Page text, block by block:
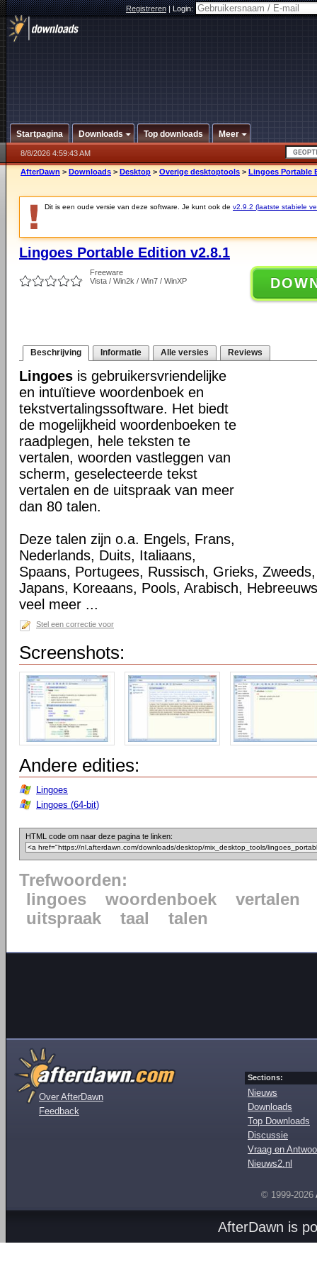
Registreren|Login:
Startpagina Downloads Top downloads Meer
8/8/2026 4:59:43 AM
AfterDawn > Downloads > Desktop > Overige desktoptools > Lingoes Portable
Dit is een oude versie van deze software. Je kunt ook de v2.9.2 (laatste stabiele
Lingoes Portable Edition v2.8.1
Freeware
Vista / Win2k / Win7 / WinXP
Beschrijving Informatie Alle versies Reviews
Lingoes is gebruikersvriendelijke
en intuïtieve woordenboek en
tekstvertalingssoftware. Het biedt
de mogelijkheid woordenboeken te
raadplegen, hele teksten te
vertalen, woorden vastleggen van
scherm, geselecteerde tekst
vertalen en de uitspraak van meer
dan 80 talen.
Deze talen zijn o.a. Engels, Frans,
Nederlands, Duits, Italiaans,
Spaans, Portugees, Russisch, Grieks,
Japans, Koreaans, Pools, Arabisch,
veel meer ...
Stel een correctie voor
Screenshots:
Andere edities:
Lingoes
Lingoes (64-bit)
HTML code om naar deze pagina te linken:
Trefwoorden:
lingoes
woordenboek
vertalen
uitspraak
taal talen
Over AfterDawn
Feedback
Sections:
Nieuws
Downloads
Top Downloads
Discussie
Vraag en
Nieuws2.nl
© 1999-2026
AfterDawn is